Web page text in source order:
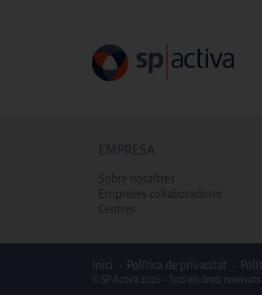
EMPRESA
Sobre nosaltres
Empreses col·laboradores
Centres
Enlaces bottom footer
Inici Política de privacitat
© SP Activa 2026 – Tots els drets reservats